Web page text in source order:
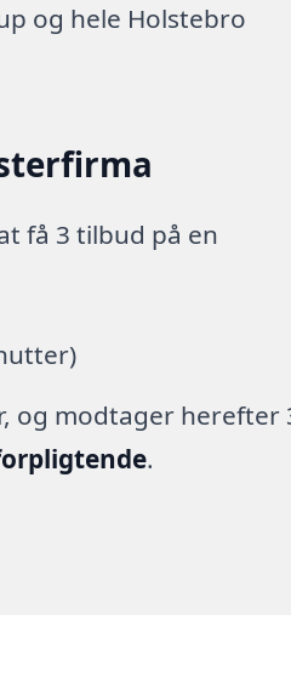
og hele Holstebro
få 3 tilbud på en
og modtager herefter
.